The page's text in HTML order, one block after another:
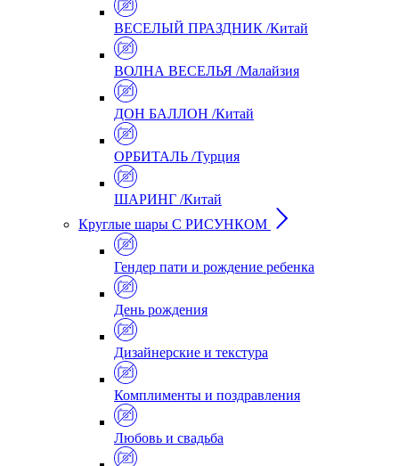
ВЕСЕЛЫЙ ПРАЗДНИК /Китай
ВОЛНА ВЕСЕЛЬЯ /Малайзия
ДОН БАЛЛОН /Китай
ОРБИТАЛЬ /Турция
ШАРИНГ /Китай
Круглые шары С РИСУНКОМ
Гендер пати и рождение ребенка
День рождения
Дизайнерские и текстура
Комплименты и поздравления
Любовь и свадьба